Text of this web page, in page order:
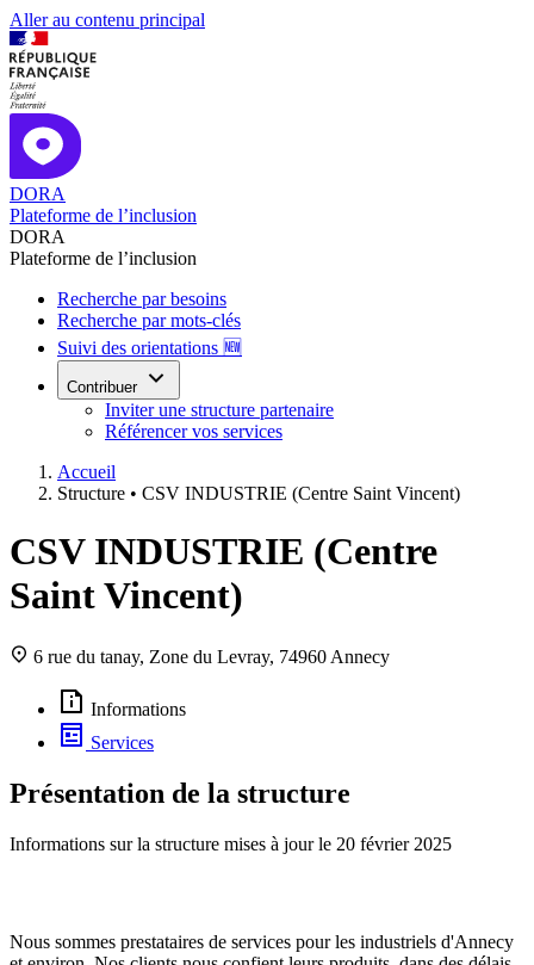
Aller au contenu principal
DORA
Plateforme de l’inclusion
DORA
Plateforme de l’inclusion
Recherche par besoins
Recherche par mots-clés
Suivi des orientations 🆕
Contribuer
Inviter une structure partenaire
Référencer vos services
Accueil
Structure • CSV INDUSTRIE (Centre Saint Vincent)
CSV INDUSTRIE (Centre
Saint Vincent)
6 rue du tanay, Zone du Levray, 74960 Annecy
Informations
Services
Présentation de la structure
Informations sur la structure mises à jour le 20 février 2025
Nous sommes prestataires de services pour les industriels d'Annecy